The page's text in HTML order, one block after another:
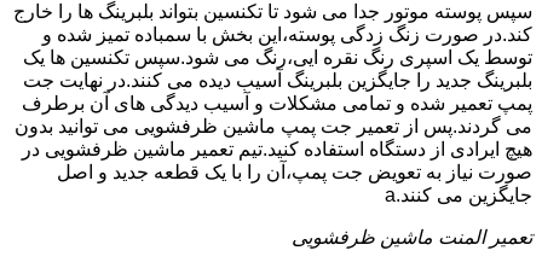
سپس پوسته موتور جدا می شود تا تکنسین بتواند بلبرینگ ها را خارج
کند.در صورت زنگ زدگی پوسته،این بخش با سمباده تمیز شده و
توسط یک اسپری رنگ نقره ایی،رنگ می شود.سپس تکنسین ها یک
بلبرینگ جدید را جایگزین بلبرینگ آسیب دیده می کنند.در نهایت جت
پمپ تعمیر شده و تمامی مشکلات و آسیب دیدگی های آن برطرف
می گردند.پس از تعمیر جت پمپ ماشین ظرفشویی می توانید بدون
هیچ ایرادی از دستگاه استفاده کنید.تیم تعمیر ماشین ظرفشویی در
صورت نیاز به تعویض جت پمپ،آن را با یک قطعه جدید و اصل
جایگزین می کنند.a
تعمیر المنت ماشین ظرفشویی